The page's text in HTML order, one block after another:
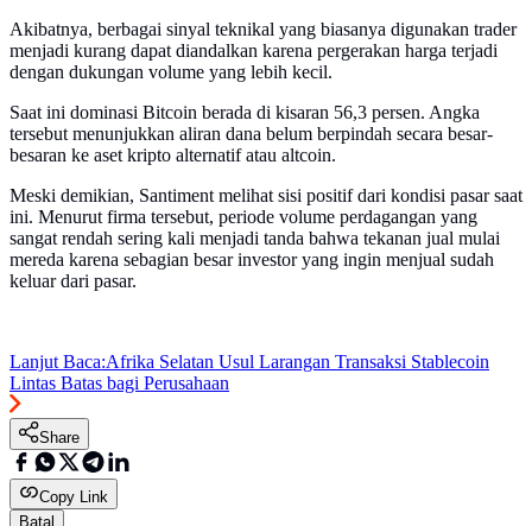
Akibatnya, berbagai sinyal teknikal yang biasanya digunakan trader
menjadi kurang dapat diandalkan karena pergerakan harga terjadi
dengan dukungan volume yang lebih kecil.
Saat ini dominasi Bitcoin berada di kisaran 56,3 persen. Angka
tersebut menunjukkan aliran dana belum berpindah secara besar-
besaran ke aset kripto alternatif atau altcoin.
Meski demikian, Santiment melihat sisi positif dari kondisi pasar saat
ini. Menurut firma tersebut, periode volume perdagangan yang
sangat rendah sering kali menjadi tanda bahwa tekanan jual mulai
mereda karena sebagian besar investor yang ingin menjual sudah
keluar dari pasar.
Lanjut Baca:Afrika Selatan Usul Larangan Transaksi Stablecoin
Lintas Batas bagi Perusahaan
Share
Copy Link
Batal